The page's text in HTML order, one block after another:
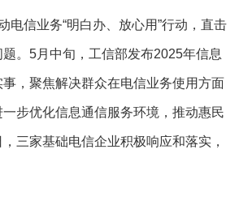
电信业务“明白办、放心用”行动，直击
。5月中旬，工信部发布2025年信息
，聚焦解决群众在电信业务使用方面
步优化信息通信服务环境，推动惠民
三家基础电信企业积极响应和落实，